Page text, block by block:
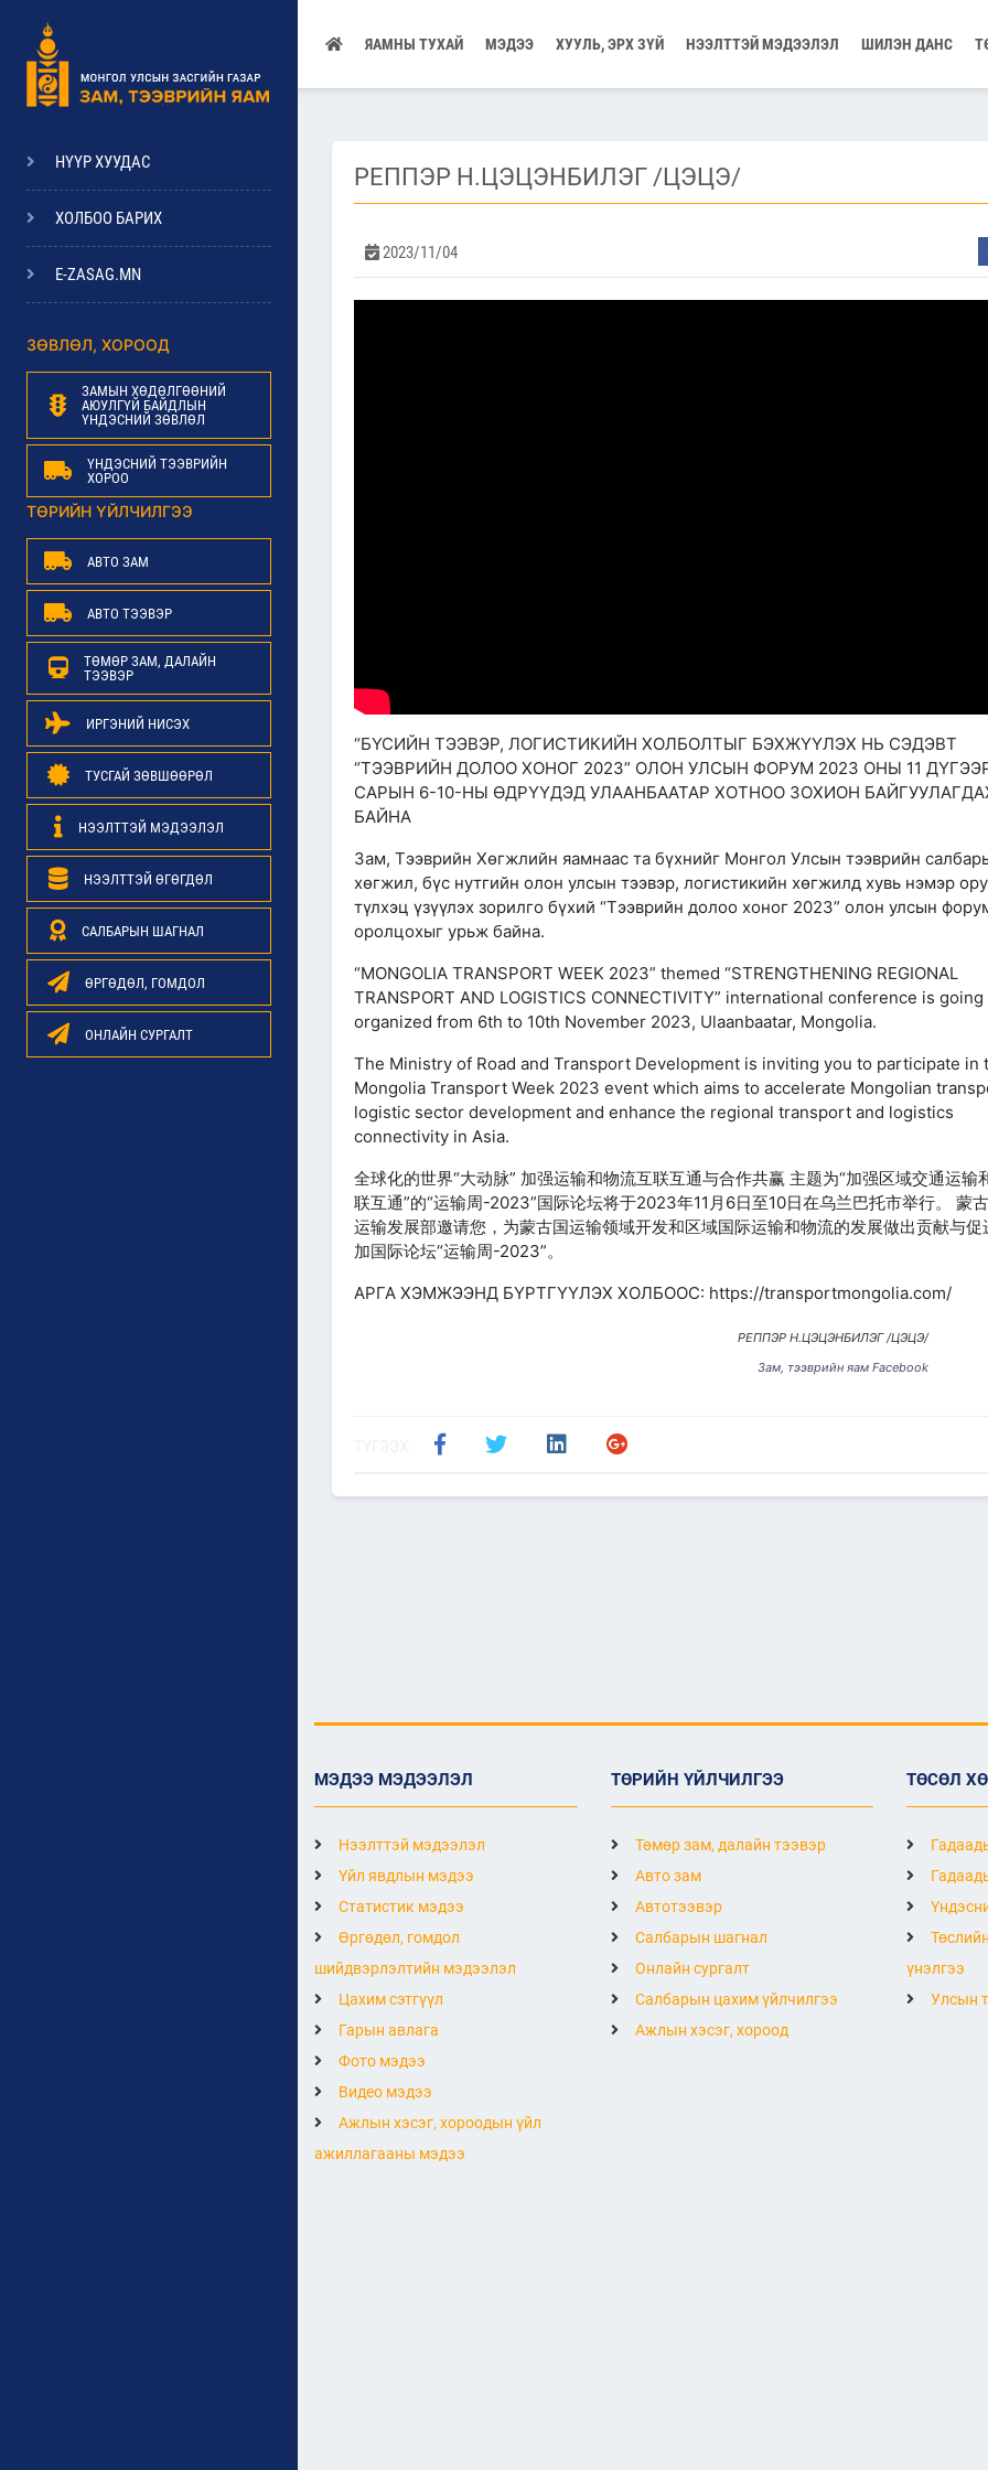
ЯАМНЫ ТУХАЙ МЭДЭЭ ХУУЛЬ, ЭРХ ЗҮЙ НЭЭЛТТЭЙ МЭДЭЭЛЭЛ ШИЛЭН ДАНС
НҮҮР ХУУДАС
ХОЛБОО БАРИХ
E-ZASAG.MN
ЗӨВЛӨЛ, ХОРООД
ЗАМЫН ХӨДӨЛГӨӨНИЙ
АЮУЛГҮЙ БАЙДЛЫН
ҮНДЭСНИЙ ЗӨВЛӨЛ
ҮНДЭСНИЙ ТЭЭВРИЙН
ХОРОО
ТӨРИЙН ҮЙЛЧИЛГЭЭ
АВТО ЗАМ
АВТО ТЭЭВЭР
ТӨМӨР ЗАМ, ДАЛАЙН
ТЭЭВЭР
ИРГЭНИЙ НИСЭХ
ТУСГАЙ ЗӨВШӨӨРӨЛ
НЭЭЛТТЭЙ МЭДЭЭЛЭЛ
НЭЭЛТТЭЙ ӨГӨГДӨЛ
САЛБАРЫН ШАГНАЛ
ӨРГӨДӨЛ, ГОМДОЛ
ОНЛАЙН СУРГАЛТ
РЕППЭР Н.ЦЭЦЭНБИЛЭГ /ЦЭЦЭ/
2023/11/04
“БҮСИЙН ТЭЭВЭР, ЛОГИСТИКИЙН ХОЛБОЛТЫГ БЭХЖҮҮЛЭХ НЬ СЭДЭВТ
“ТЭЭВРИЙН ДОЛОО ХОНОГ 2023” ОЛОН УЛСЫН ФОРУМ 2023 ОНЫ 11
САРЫН 6-10-НЫ ӨДРҮҮДЭД УЛААНБААТАР ХОТНОО ЗОХИОН
БАЙНА
Зам, Тээврийн Хөгжлийн яамнаас та бүхнийг Монгол Улсын тээврийн
хөгжил, бүс нутгийн олон улсын тээвэр, логистикийн хөгжилд хувь нэмэр
түлхэц үзүүлэх зорилго бүхий “Тээврийн долоо хоног 2023” олон улсын
оролцохыг урьж байна.
“MONGOLIA TRANSPORT WEEK 2023” themed “STRENGTHENING REGIONAL
TRANSPORT AND LOGISTICS CONNECTIVITY” international conference is
organized from 6th to 10th November 2023, Ulaanbaatar, Mongolia.
The Ministry of Road and Transport Development is inviting you to participate in
Mongolia Transport Week 2023 event which aims to accelerate Mongolian
logistic sector development and enhance the regional transport and logistics
connectivity in Asia.
全球化的世界“大动脉” 加强运输和物流互联互通与合作共赢 主题为“加强区域交通运输
联互通”的“运输周-2023”国际论坛将于2023年11月6日至10日在乌兰巴托市举行。 蒙
运输发展部邀请您，为蒙古国运输领域开发和区域国际运输和物流的发展做出贡献与促
加国际论坛“运输周-2023”。
АРГА ХЭМЖЭЭНД БҮРТГҮҮЛЭХ ХОЛБООС: https://transportmongolia.com/
РЕППЭР Н.ЦЭЦЭНБИЛЭГ /ЦЭЦЭ/
Зам, тээврийн яам Facebook
МЭДЭЭ МЭДЭЭЛЭЛ
Нээлттэй мэдээлэл
Үйл явдлын мэдээ
Статистик мэдээ
Өргөдөл, гомдол
шийдвэрлэлтийн мэдээлэл
Цахим сэтгүүл
Гарын авлага
Фото мэдээ
Видео мэдээ
Ажлын хэсэг, хороодын үйл
ажиллагааны мэдээ
ТӨРИЙН ҮЙЛЧИЛГЭЭ
Төмөр зам, далайн тээвэр
Авто зам
Автотээвэр
Салбарын шагнал
Онлайн сургалт
Салбарын цахим үйлчилгээ
Ажлын хэсэг, хороод
ТӨСӨЛ
үнэлгээ
Улсын